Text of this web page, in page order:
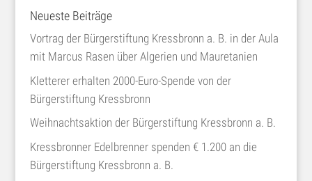
Neueste Beiträge
Vortrag der Bürgerstiftung Kressbronn a. B. in der Aula
mit Marcus Rasen über Algerien und Mauretanien
Kletterer erhalten 2000-Euro-Spende von der
Bürgerstiftung Kressbronn
Weihnachtsaktion der Bürgerstiftung Kressbronn a. B.
Kressbronner Edelbrenner spenden € 1.200 an die
Bürgerstiftung Kressbronn a. B.